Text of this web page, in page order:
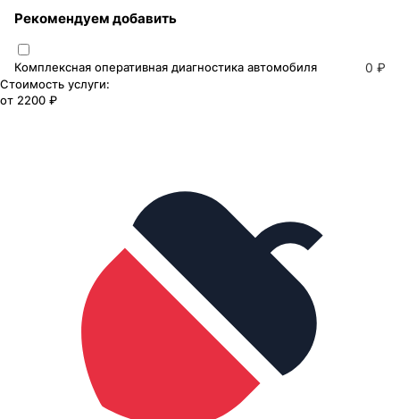
Рекомендуем добавить
Комплексная оперативная диагностика автомобиля 0 ₽
Стоимость услуги:
от 2200 ₽